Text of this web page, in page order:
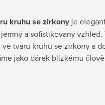
kruhu se zirkony je
a sofistikovaný
tvaru kruhu se zirkony a
jako dárek blízkému